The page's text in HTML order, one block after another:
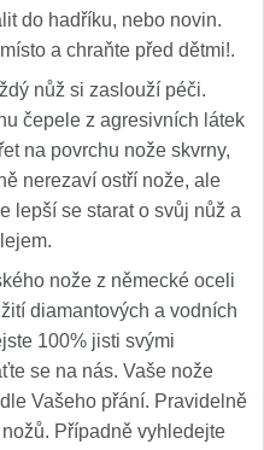
do hadříku, nebo novin.
a chraňte před dětmi!.
nůž si zaslouží péči.
čepele z agresivních látek
na povrchu nože skvrny,
nerezaví ostří nože, ale
lepší se starat o svůj nůž a
nože z německé oceli
diamantových a vodních
100% jisti svými
se na nás. Vaše nože
Vašeho přání. Pravidelně
Případně vyhledejte